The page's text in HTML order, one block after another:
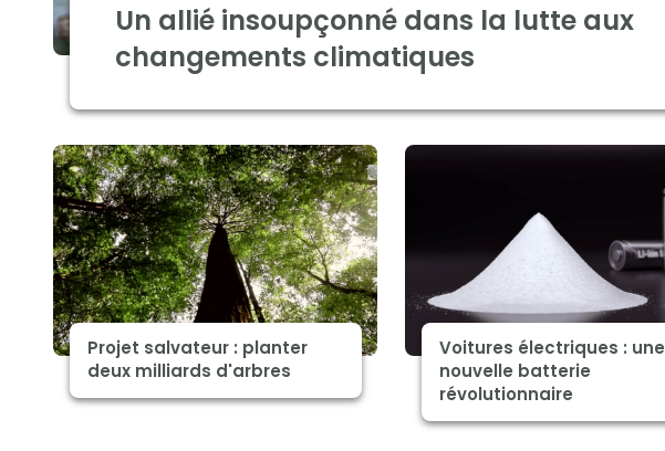
Un allié insoupçonné dans la lutte aux
changements climatiques
Projet salvateur : planter
deux milliards d'arbres
Voitures électriques : une
nouvelle batterie
révolutionnaire